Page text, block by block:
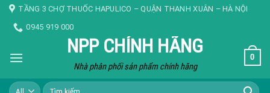
Skip TẦNG 3 CHỢ THUỐC HAPULICO – QUẬN THANH XUÂN – HÀ NỘI
0945 919 000
NPP CHÍNH HÃNG
Nhà phân phối sản phẩm chính hãng
0
Tìm